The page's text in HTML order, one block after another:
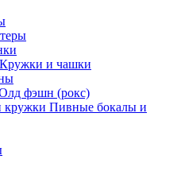
Кружки и чашки
фэшн (рокс)
Пивные бокалы и